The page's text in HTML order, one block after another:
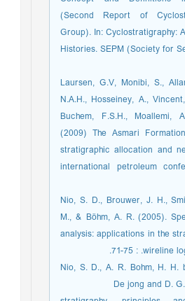
(Second Report of
Group). In: Cyclostratigraphy:
Histories. SEPM (Society for
[31] Laursen, G.V, Monibi, S.,
N.A.H., Hosseiney, A.,
Buchem, F.S.H.,
(2009) The Asmari
stratigraphic allocation and
international petroleum
[32] Nio, S. D., Brouwer, J. H.,
M., & Böhm, A. R. (2005).
analysis: applications in the
wireline
[33] Nio, S. D., A. R. Bohm, H.
De jong and D.